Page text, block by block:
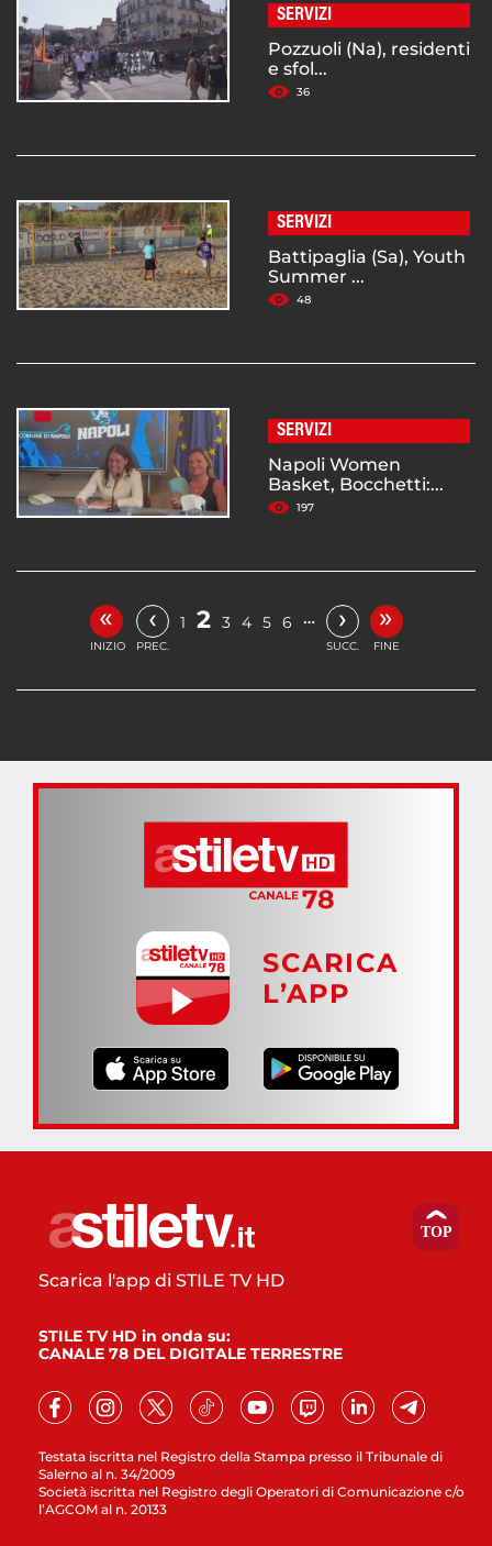
SERVIZI
Pozzuoli (Na), residenti
e sfol...
36
SERVIZI
Battipaglia (Sa), Youth
Summer ...
48
SERVIZI
Napoli Women
Basket, Bocchetti:...
197
«
INIZIO
‹
PREC.
1 2 3 4 5 6 … ›
SUCC.
»
FINE
SCARICA
L’APP
Testata iscritta nel Registro della Stampa presso il Tribunale di
Salerno al n. 34/2009
Società iscritta nel Registro degli Operatori di Comunicazione c/o
l’AGCOM al n. 20133
Scarica l'app di STILE TV HD
STILE TV HD in onda su:
CANALE 78 DEL DIGITALE TERRESTRE